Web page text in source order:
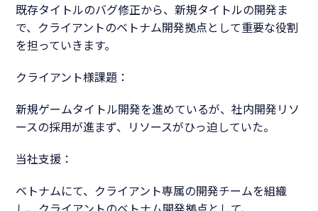
既存タイトルのバグ修正から、新規タイトルの開発ま
で、クライアントのベトナム開発拠点として重要な役割
を担っていきます。
クライアント様課題：
新規ゲームタイトル開発を進めているが、社内開発リソ
ースの採用が進まず、リソースがひっ迫していた。
当社支援：
ベトナムにて、クライアント専属の開発チームを組織